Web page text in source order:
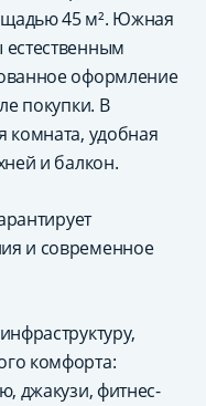
45 м². Южная
оформление
покупки. В
комната, удобная
и балкон.
и современное
комфорта:
джакузи, фитнес-